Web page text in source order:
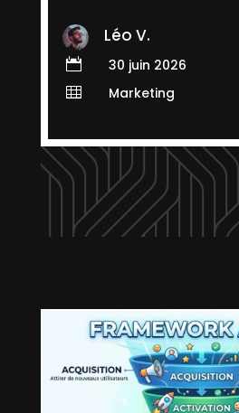
Léo V.
 30 juin 2026
 Marketing